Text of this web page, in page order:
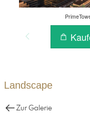
Landscape